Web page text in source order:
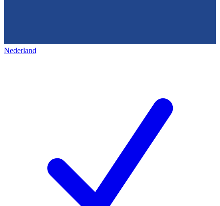
Nederland